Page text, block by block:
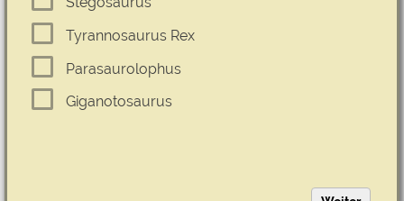
Tyrannosaurus Rex
Parasaurolophus
Giganotosaurus